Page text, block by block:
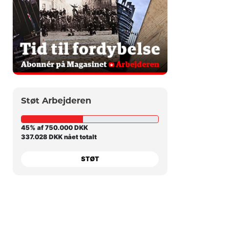
Støt Arbejderen
45% af 750.000 DKK
337.028 DKK nået totalt
STØT